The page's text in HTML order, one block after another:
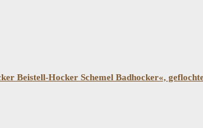
Beistell-Hocker Schemel Badhocker«,